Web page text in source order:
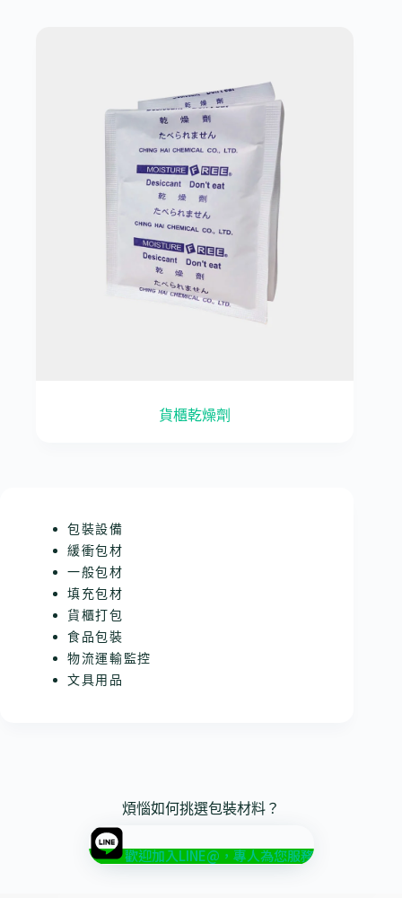
貨櫃乾燥劑
包裝設備
緩衝包材
一般包材
填充包材
貨櫃打包
食品包裝
物流運輸監控
文具用品
煩惱如何挑選包裝材料？
歡迎加入LINE@，專人為您服務